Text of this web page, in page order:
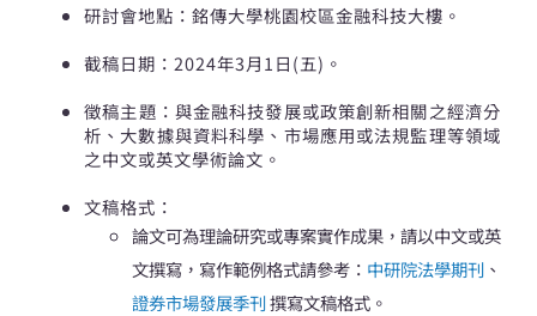
研討會地點：銘傳大學桃園校區金融科技大樓。
截稿日期：2024年3月1日(五)。
徵稿主題：與金融科技發展或政策創新相關之經濟分
析、大數據與資料科學、市場應用或法規監理等領域
之中文或英文學術論文。
文稿格式：
論文可為理論研究或專案實作成果，請以中文或英
文撰寫，寫作範例格式請參考： 中研院法學期刊 、
證券市場發展季刊撰寫文稿格式。